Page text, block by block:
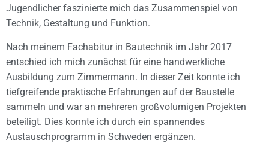
Jugendlicher faszinierte mich das Zusammenspiel von
Technik, Gestaltung und Funktion.
Nach meinem Fachabitur in Bautechnik im Jahr 2017
entschied ich mich zunächst für eine handwerkliche
Ausbildung zum Zimmermann. In dieser Zeit konnte ich
tiefgreifende praktische Erfahrungen auf der Baustelle
sammeln und war an mehreren großvolumigen Projekten
beteiligt. Dies konnte ich durch ein spannendes
Austauschprogramm in Schweden ergänzen.